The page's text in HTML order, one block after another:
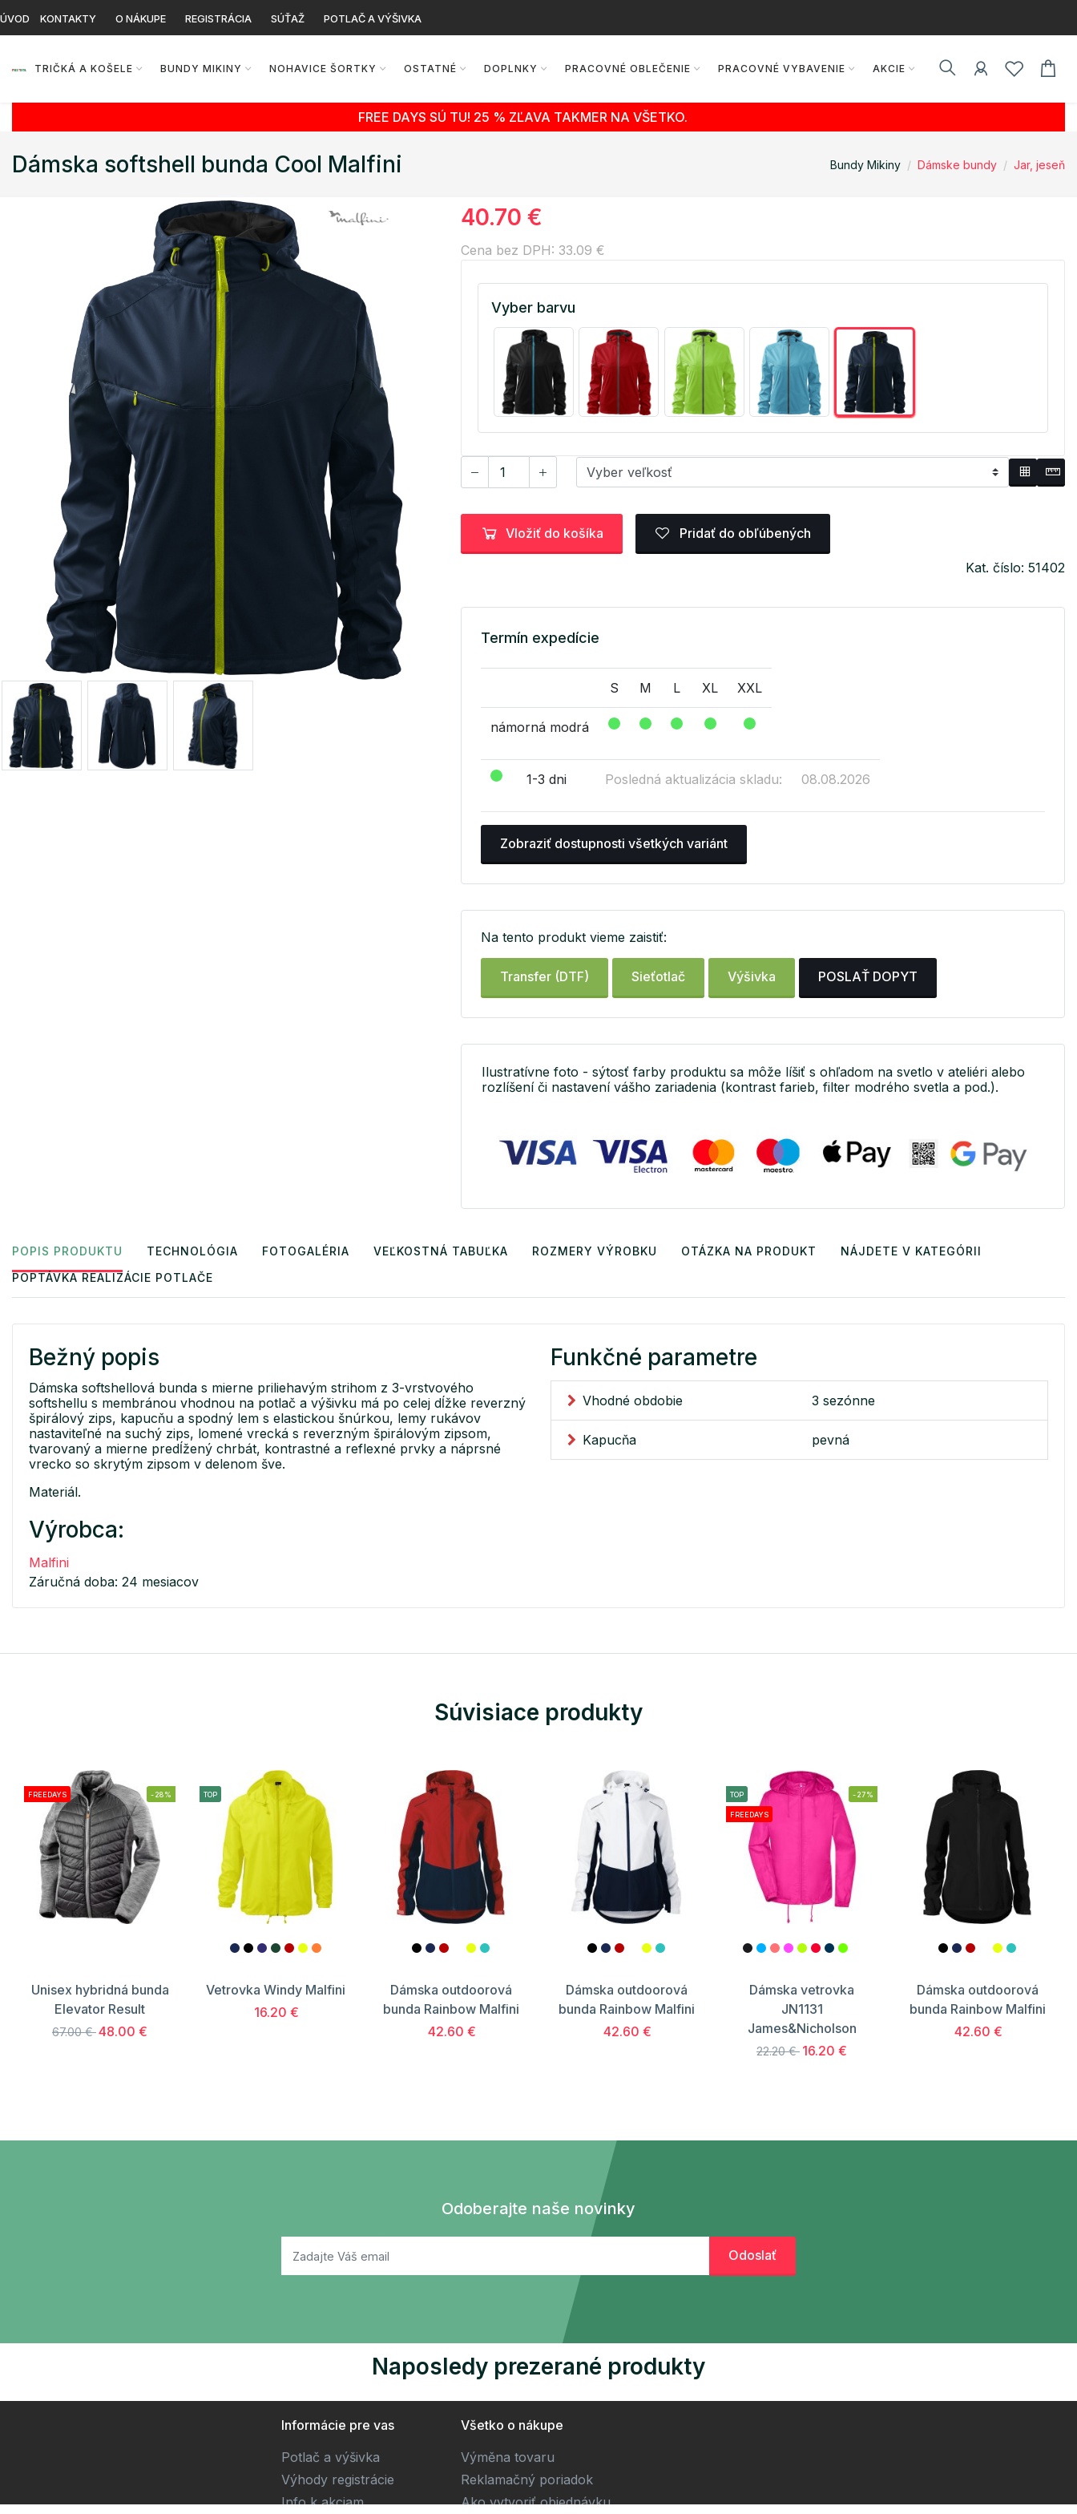
ÚVOD KONTAKTY O NÁKUPE REGISTRÁCIA SÚŤAŽ POTLAČ A VÝŠIVKA
TRIČKÁ A KOŠELE BUNDY MIKINY NOHAVICE ŠORTKY OSTATNÉ DOPLNKY PRACOVNÉ OBLEČENIE PRACOVNÉ VYBAVENIE AKCIE
FREE DAYS SÚ TU! 25 % ZĽAVA TAKMER NA VŠETKO.
Dámska softshell bunda Cool Malfini Bundy Mikiny Dámske bundy Jar, jeseň
40.70 €
Cena bez DPH: 33.09 €
Vyber barvu
Vložiť do košíka Pridať do obľúbených
Kat. číslo: 51402
Termín expedície
S M L XL XXL
námorná modrá
1-3 dni Posledná aktualizácia skladu: 08.08.2026
Zobraziť dostupnosti všetkých variánt
Na tento produkt vieme zaistiť:
Transfer (DTF) Sieťotlač Výšivka POSLAŤ DOPYT
Ilustratívne foto - sýtosť farby produktu sa môže líšiť s ohľadom na svetlo v ateliéri alebo
rozlíšení či nastavení vášho zariadenia (kontrast farieb, filter modrého svetla a pod.).
POPIS PRODUKTU TECHNOLÓGIA FOTOGALÉRIA VEĽKOSTNÁ TABUĽKA ROZMERY VÝROBKU OTÁZKA NA PRODUKT
NÁJDETE V KATEGÓRII
POPTÁVKA REALIZÁCIE POTLAČE
Bežný popis
Dámska softshellová bunda s mierne priliehavým strihom z 3-vrstvového
softshellu s membránou vhodnou na potlač a výšivku má po celej dĺžke reverzný
špirálový zips, kapucňu a spodný lem s elastickou šnúrkou, lemy rukávov
nastaviteľné na suchý zips, lomené vrecká s reverzným špirálovým zipsom,
tvarovaný a mierne predĺžený chrbát, kontrastné a reflexné prvky a náprsné
vrecko so skrytým zipsom v delenom šve.
Materiál.
Výrobca:
Malfini
Záručná doba: 24 mesiacov
Funkčné parametre
Vhodné obdobie 3 sezónne
Kapucňa pevná
Súvisiace produkty
FREEDAYS -28%
Unisex hybridná bunda
Elevator Result
67.00 €48.00 €
TOP
Vetrovka Windy Malfini
16.20 €
Dámska outdoorová
bunda Rainbow Malfini
42.60 €
Dámska outdoorová
bunda Rainbow Malfini
42.60 €
TOP
FREEDAYS
-27%
Dámska vetrovka
JN1131
James&Nicholson
22.20 € 16.20 €
Dámska outdoorová
bunda Rainbow Malfini
42.60 €
Odoberajte naše novinky
Naposledy prezerané produkty
Informácie pre vas
Potlač a výšivka
Výhody registrácie
Info k akciam
Všetko o nákupe
Výměna tovaru
Reklamačný poriadok
Ako vytvoriť objednávku